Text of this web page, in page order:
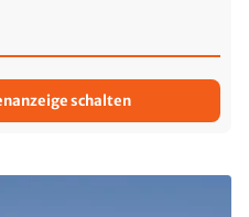
schalten